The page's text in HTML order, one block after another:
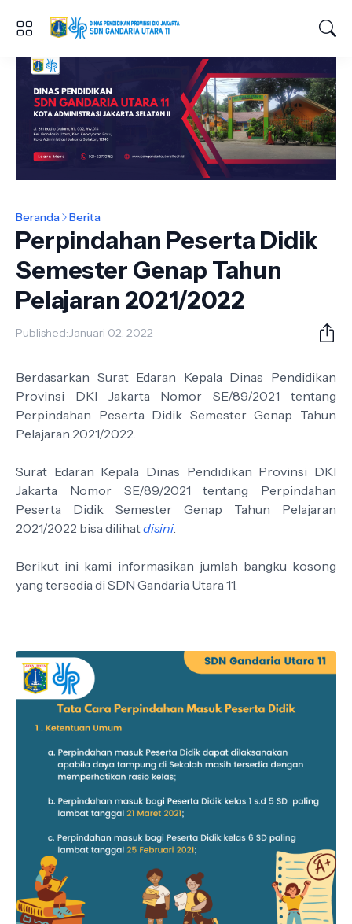
Beranda Berita
Perpindahan Peserta Didik
Semester Genap Tahun
Pelajaran 2021/2022
Published:Januari 02, 2022
Berdasarkan Surat Edaran Kepala Dinas Pendidikan
Provinsi DKI Jakarta Nomor SE/89/2021 tentang
Perpindahan Peserta Didik Semester Genap Tahun
Pelajaran 2021/2022.
Surat Edaran Kepala Dinas Pendidikan Provinsi DKI
Jakarta Nomor SE/89/2021 tentang Perpindahan
Peserta Didik Semester Genap Tahun Pelajaran
2021/2022 bisa dilihatdisini.
Berikut ini kami informasikan jumlah bangku kosong
yang tersedia di SDN Gandaria Utara 11.